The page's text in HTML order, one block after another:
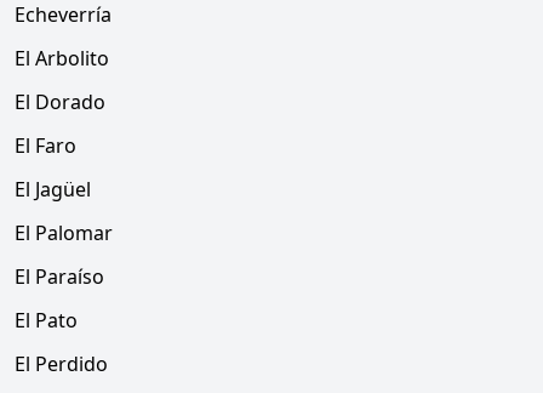
Echeverría
El Arbolito
El Dorado
El Faro
El Jagüel
El Palomar
El Paraíso
El Pato
El Perdido